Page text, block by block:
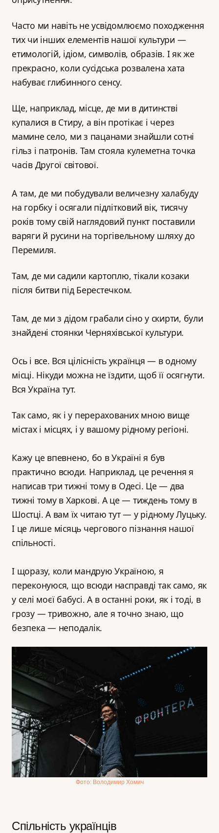
Часто ми навіть не усвідомлюємо походження
тих чи інших елементів нашої культури —
етимологій, ідіом, символів, образів. І як же
прекрасно, коли сусідська розвалена хата
набуває глибинного сенсу.
Ще, наприклад, місце, де ми в дитинстві
купалися в Стиру, а він протікає і через
мамине село, ми з пацанами знайшли сотні
гільз і патронів. Там стояла кулеметна точка
часів Другої світової.
А там, де ми побудували величезну халабуду
на горбку і осягали підлітковий вік, тисячу
років тому свій наглядовий пункт поставили
варяги й русини на торгівельному шляху до
Перемиля.
Там, де ми садили картоплю, тікали козаки
після битви під Берестечком.
Там, де ми з дідом грабали сіно у скирти, були
знайдені стоянки Черняхівської культури.
Ось і все. Вся цілісність українця — в одному
місці. Нікуди можна не їздити, щоб її осягнути.
Вся Україна тут.
Так само, як і у перерахованих мною вище
містах і місцях, і у вашому рідному регіоні.
Кажу це впевнено, бо в Україні я був
практично всюди. Наприклад, це речення я
написав три тижні тому в Одесі. Це — два
тижні тому в Харкові. А це — тиждень тому в
Шостці. А вам їх читаю тут — у рідному Луцьку.
І це лише місяць чергового пізнання нашої
спільності.
І щоразу, коли мандрую Україною, я
переконуюся, що всюди насправді так само, як
у селі моєї бабусі. А в останні роки, як і тоді, в
грозу — тривожно, але я точно знаю, що
безпека — неподалік.
Фото: Володимир Хомич
Спільність українців